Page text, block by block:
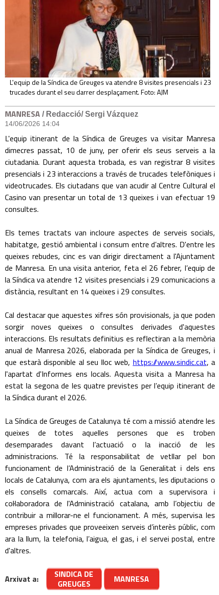
L'equip de la Síndica de Greuges va atendre 8 visites presencials i 23
trucades durant el seu darrer desplaçament. Foto: AJM
MANRESA / Redacció/ Sergi Vázquez
14/06/2026 14:04
L'equip itinerant de la Síndica de Greuges va visitar Manresa
dimecres passat, 10 de juny, per oferir els seus serveis a la
ciutadania. Durant aquesta trobada, es van registrar 8 visites
presencials i 23 interaccions a través de trucades telefòniques i
videotrucades. Els ciutadans que van acudir al Centre Cultural el
Casino van presentar un total de 13 queixes i van efectuar 19
consultes.
Els temes tractats van incloure aspectes de serveis socials,
habitatge, gestió ambiental i consum entre d’altres. D'entre les
queixes rebudes, cinc es van dirigir directament a l'Ajuntament
de Manresa. En una visita anterior, feta el 26 febrer, l’equip de
la Síndica va atendre 12 visites presencials i 29 comunicacions a
distància, resultant en 14 queixes i 29 consultes.
Cal destacar que aquestes xifres són provisionals, ja que poden
sorgir noves queixes o consultes derivades d'aquestes
interaccions. Els resultats definitius es reflectiran a la memòria
anual de Manresa 2026, elaborada per la Síndica de Greuges, i
que estarà disponible al seu lloc web, https://www.sindic.cat, a
l'apartat d'Informes ens locals. Aquesta visita a Manresa ha
estat la segona de les quatre previstes per l’equip itinerant de
la Síndica durant el 2026.
La Síndica de Greuges de Catalunya té com a missió atendre les
queixes de totes aquelles persones que es troben
desemparades davant l’actuació o la inacció de les
administracions. Té la responsabilitat de vetllar pel bon
funcionament de l’Administració de la Generalitat i dels ens
locals de Catalunya, com ara els ajuntaments, les diputacions o
els consells comarcals. Així, actua com a supervisora i
col·laboradora de l'Administració catalana, amb l’objectiu de
contribuir a millorar-ne el funcionament. A més, supervisa les
empreses privades que proveeixen serveis d’interès públic, com
ara la llum, la telefonia, l’aigua, el gas, i el servei postal, entre
d'altres.
Arxivat a:
SINDICA DE
GREUGES
MANRESA